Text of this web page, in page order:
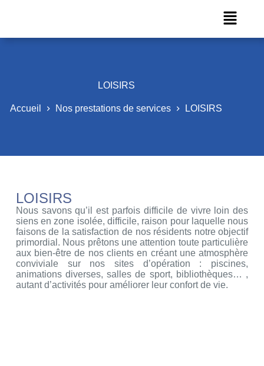
LOISIRS
Accueil Nos prestations de services LOISIRS
LOISIRS
Nous savons qu’il est parfois difficile de vivre loin des
siens en zone isolée, difficile, raison pour laquelle nous
faisons de la satisfaction de nos résidents notre objectif
primordial. Nous prêtons une attention toute particulière
aux bien-être de nos clients en créant une atmosphère
conviviale sur nos sites d’opération : piscines,
animations diverses, salles de sport, bibliothèques… ,
autant d’activités pour améliorer leur confort de vie.